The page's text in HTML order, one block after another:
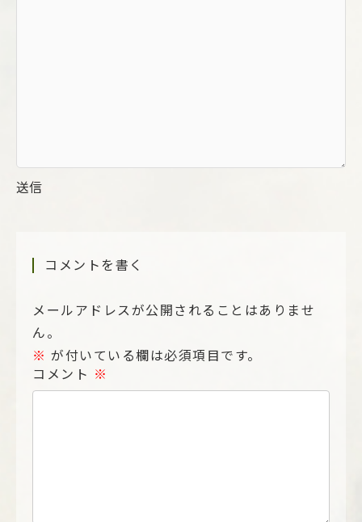
送信
コメントを書く
メールアドレスが公開されることはありませ
ん。
※ が付いている欄は必須項目です。
コメント ※